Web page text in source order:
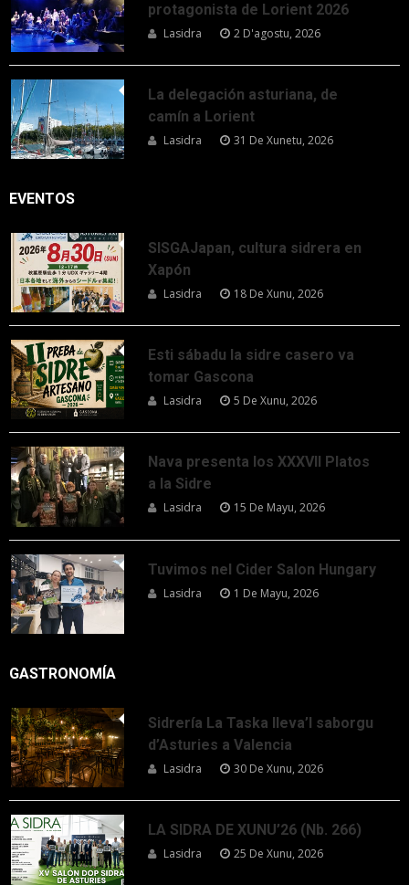
protagonista de Lorient 2026
Lasidra 2 D'agostu, 2026
La delegación asturiana, de
camín a Lorient
Lasidra 31 De Xunetu, 2026
EVENTOS
SISGAJapan, cultura sidrera en
Xapón
Lasidra 18 De Xunu, 2026
Esti sábadu la sidre casero va
tomar Gascona
Lasidra 5 De Xunu, 2026
Nava presenta los XXXVII Platos
a la Sidre
Lasidra 15 De Mayu, 2026
Tuvimos nel Cider Salon Hungary
Lasidra 1 De Mayu, 2026
GASTRONOMÍA
Sidrería La Taska lleva’l saborgu
d’Asturies a Valencia
Lasidra 30 De Xunu, 2026
LA SIDRA DE XUNU’26 (Nb. 266)
Lasidra 25 De Xunu, 2026